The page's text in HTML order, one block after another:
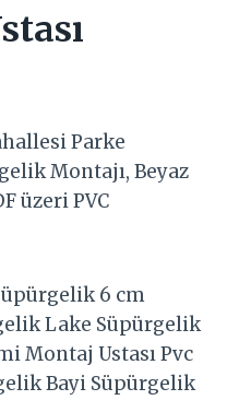
Parke
Montajı, Beyaz
üzeri PVC
6 cm
Lake Süpürgelik
Montaj Ustası Pvc
Bayi Süpürgelik